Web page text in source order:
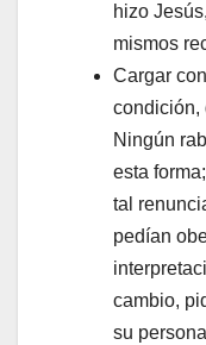
hizo
mismos
Cargar
condición,
Ningún
esta
tal
pedían
cambio,
su